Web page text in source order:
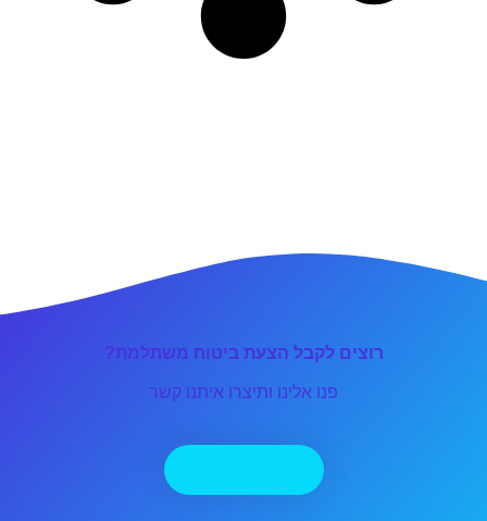
רוצים לקבל הצעת ביטוח משתלמת?
פנו אלינו ותיצרו איתנו קשר